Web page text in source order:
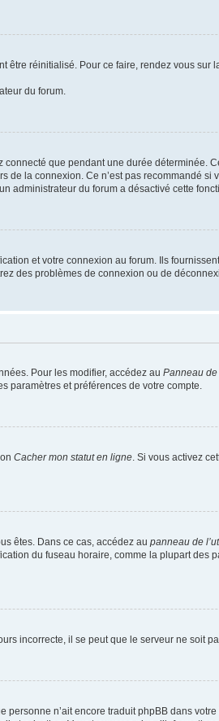
être réinitialisé. Pour ce faire, rendez vous sur
du forum.
connecté que pendant une durée déterminée.
de la connexion. Ce n’est pas recommandé
administrateur du forum a désactivé cette
et votre connexion au forum. Ils
des problèmes de connexion ou de
Pour les modifier, accédez au Panneau de
paramètres et préférences de votre compte.
Cacher mon statut en ligne. Si vous activez
êtes. Dans ce cas, accédez au panneau de
du fuseau horaire, comme la plupart des
incorrecte, il se peut que le serveur ne soit
n’ait encore traduit phpBB dans